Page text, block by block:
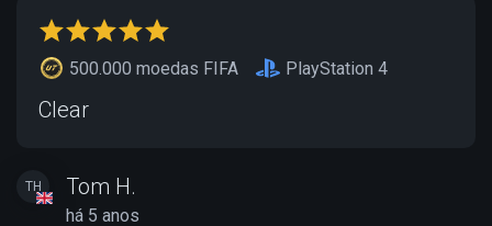
500.000 moedas FIFA PlayStation 4
Clear
TH Tom H.
há 5 anos